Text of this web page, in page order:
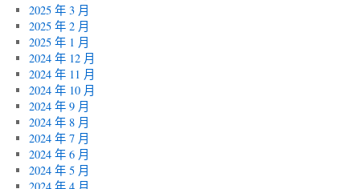
2025 年 3 月
2025 年 2 月
2025 年 1 月
2024 年 12 月
2024 年 11 月
2024 年 10 月
2024 年 9 月
2024 年 8 月
2024 年 7 月
2024 年 6 月
2024 年 5 月